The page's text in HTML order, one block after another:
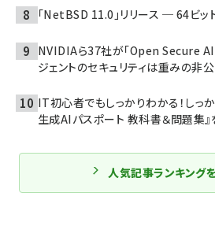
「NetBSD 11.0」リリース ─ 64ビッ
NVIDIAら37社が「Open Secure AI
ジェントのセキュリティは重みの非
IT初心者でもしっかりわかる！しっ
生成AIパスポート 教科書＆問題集』
人気記事ランキング